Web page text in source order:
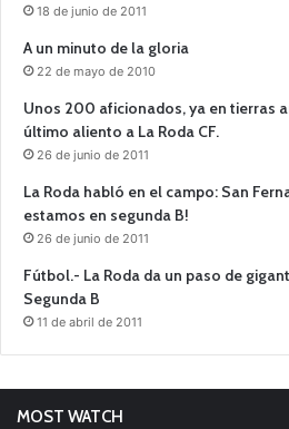
18 de junio de 2011
A un minuto de la gloria
22 de mayo de 2010
Unos 200 aficionados, ya en tierras
último aliento a La Roda CF.
26 de junio de 2011
La Roda habló en el campo: San
estamos en segunda B!
26 de junio de 2011
Fútbol.- La Roda da un paso de
Segunda B
11 de abril de 2011
MOST WATCH